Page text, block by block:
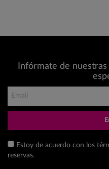
Infórmate de
Estoy de acuerdo con los
reservas.